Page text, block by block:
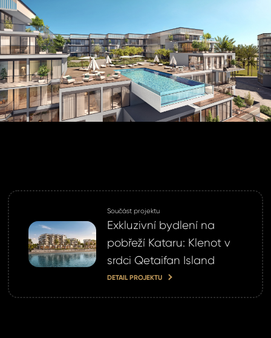
Součást projektu
Exkluzivní bydlení na
pobřeží Kataru: Klenot v
srdci Qetaifan Island
DETAIL PROJEKTU
*
SE
heslo?
nyní